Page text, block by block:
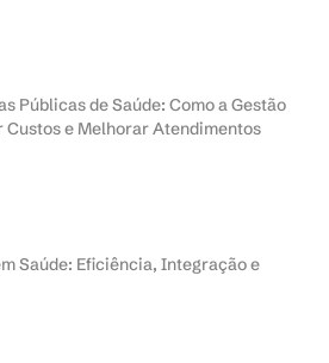
Públicas de Saúde: Como a Gestão
Custos e Melhorar Atendimentos
Saúde: Eficiência, Integração e